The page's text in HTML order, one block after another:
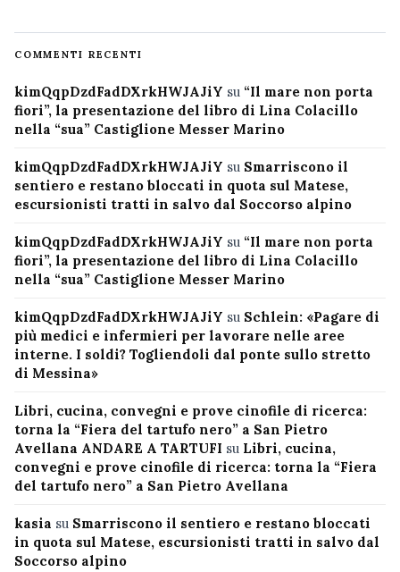
COMMENTI RECENTI
kimQqpDzdFadDXrkHWJAJiY su “Il mare non porta
fiori”, la presentazione del libro di Lina Colacillo
nella “sua” Castiglione Messer Marino
kimQqpDzdFadDXrkHWJAJiY su Smarriscono il
sentiero e restano bloccati in quota sul Matese,
escursionisti tratti in salvo dal Soccorso alpino
kimQqpDzdFadDXrkHWJAJiY su “Il mare non porta
fiori”, la presentazione del libro di Lina Colacillo
nella “sua” Castiglione Messer Marino
kimQqpDzdFadDXrkHWJAJiY su Schlein: «Pagare di
più medici e infermieri per lavorare nelle aree
interne. I soldi? Togliendoli dal ponte sullo stretto
di Messina»
Libri, cucina, convegni e prove cinofile di ricerca:
torna la “Fiera del tartufo nero” a San Pietro
Avellana ANDARE A TARTUFI su Libri, cucina,
convegni e prove cinofile di ricerca: torna la “Fiera
del tartufo nero” a San Pietro Avellana
kasia su Smarriscono il sentiero e restano bloccati
in quota sul Matese, escursionisti tratti in salvo dal
Soccorso alpino